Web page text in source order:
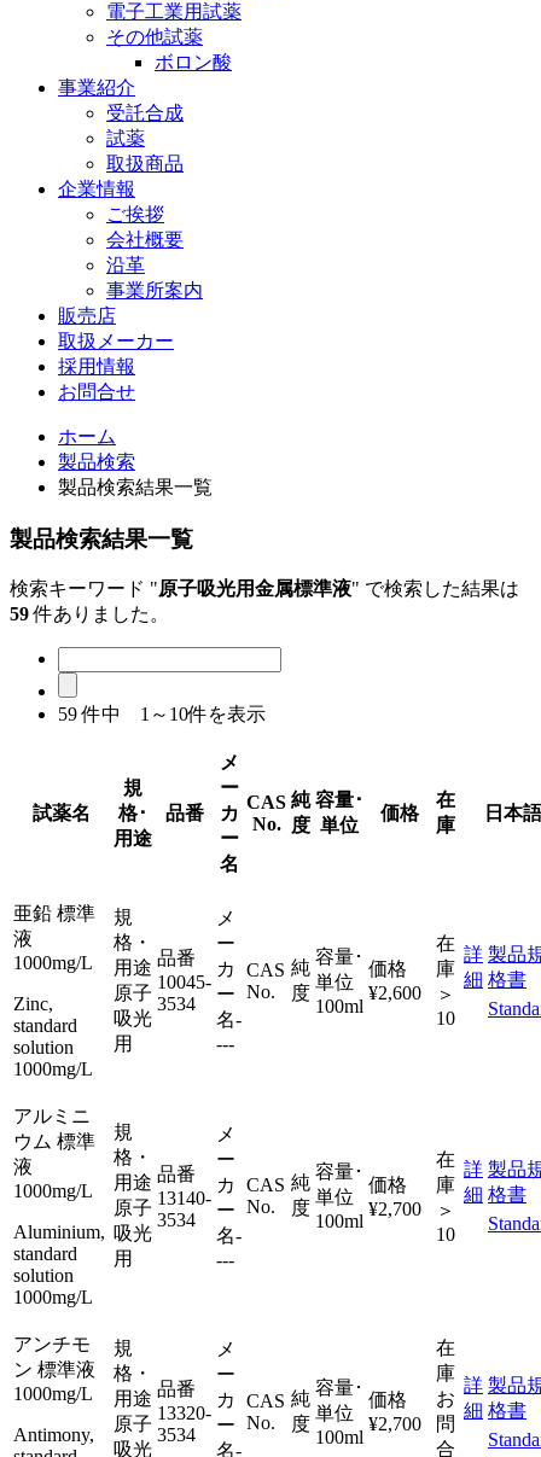
電子工業用試薬
その他試薬
ボロン酸
事業紹介
受託合成
試薬
取扱商品
企業情報
ご挨拶
会社概要
沿革
事業所案内
販売店
取扱メーカー
採用情報
お問合せ
ホーム
製品検索
製品検索結果一覧
製品検索結果一覧
検索キーワード "原子吸光用金属標準液" で検索した結果は
59件ありました。
59件中 1～10件を表示
試薬名
規
格･
用途
品番
メ
ー
カ
ー
名
CAS
No.
純
度
容量･
単位
価格
在
庫
日本
亜鉛 標準
液
1000mg/L
Zinc,
standard
solution
1000mg/L
規
格・
用途
原子
吸光
用
品番
10045-
3534
メ
ー
カ
ー
名-
---
CAS
No.
純
度
容量･
単位
100ml
価格
¥2,600
在
庫
＞
10
詳
細
製品
格書
アルミニ
ウム 標準
液
1000mg/L
Aluminium,
standard
solution
1000mg/L
規
格・
用途
原子
吸光
用
品番
13140-
3534
メ
ー
カ
ー
名-
---
CAS
No.
純
度
容量･
単位
100ml
価格
¥2,700
在
庫
＞
10
詳
細
製品
格書
アンチモ
ン 標準液
1000mg/L
Antimony,
規
格・
用途
原子
吸光
品番
13320-
3534
メ
ー
カ
ー
名-
CAS
No.
純
度
容量･
単位
100ml
価格
¥2,700
在
庫
お
問
合
詳
細
製品
格書